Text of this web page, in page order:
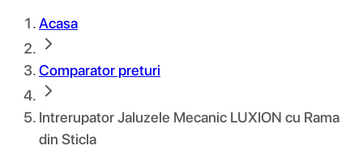
Acasa
Comparator preturi
Intrerupator Jaluzele Mecanic LUXION cu Rama
din Sticla